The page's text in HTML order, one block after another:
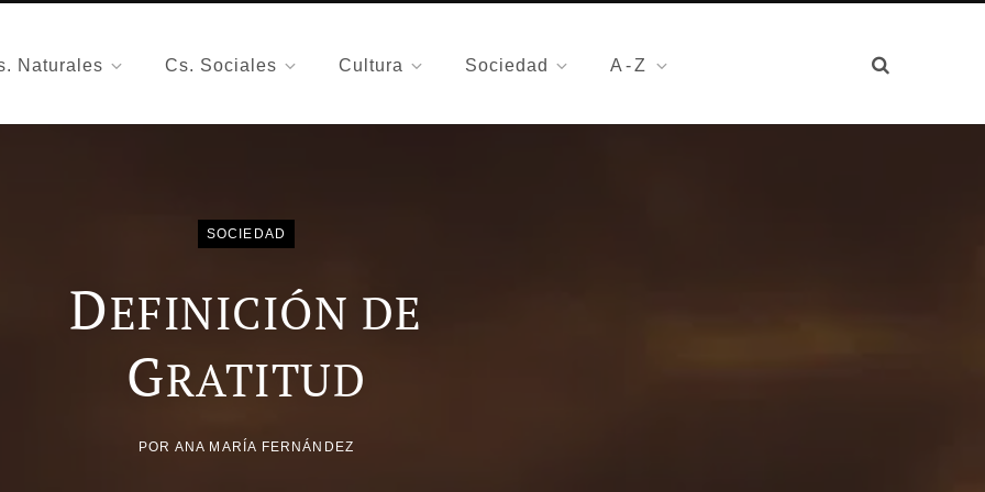
Naturales Cs. Sociales Cultura Sociedad A-Z
SOCIEDAD
DEFINICIÓN DE
GRATITUD
POR ANA MARÍA FERNÁNDEZ